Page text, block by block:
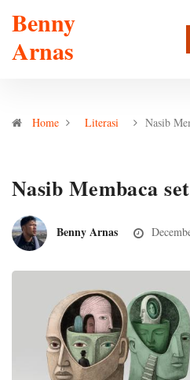
Benny
Arnas
Home Literasi Nasib
Nasib Membaca
Benny Arnas